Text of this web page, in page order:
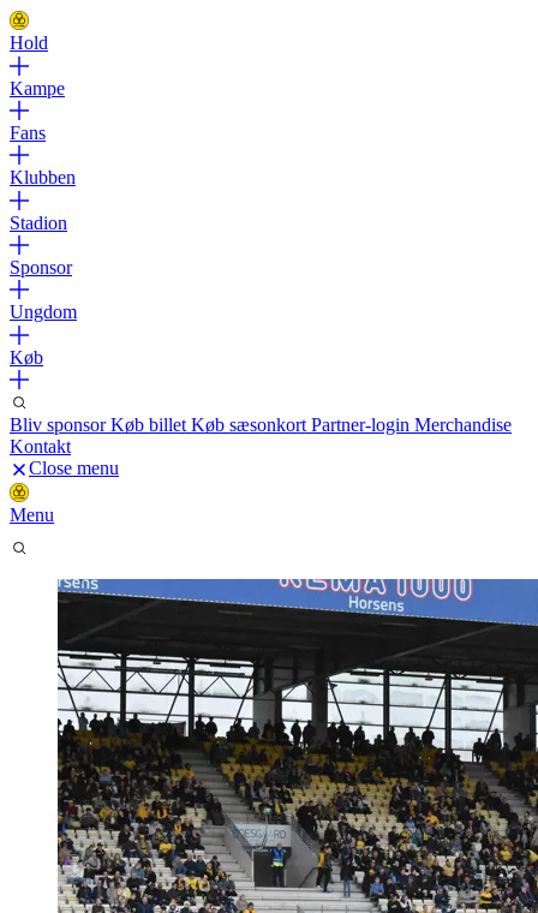
Hold
Kampe
Fans
Klubben
Stadion
Sponsor
Ungdom
Køb
Bliv sponsorKøb billet Køb sæsonkort Partner-login Merchandise
Kontakt
Close menu
Menu